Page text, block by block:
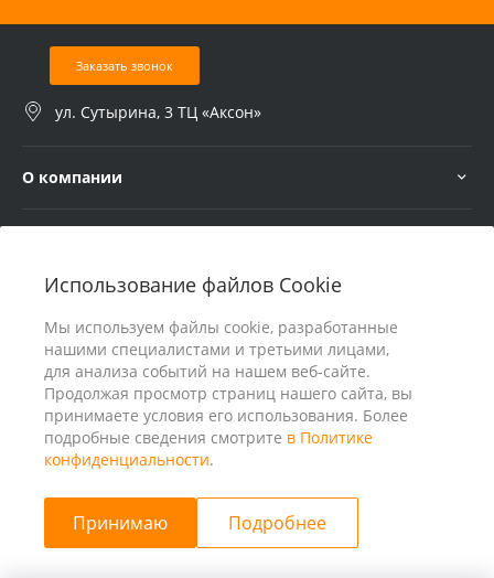
Использование файлов Cookie
Мы используем файлы cookie, разработанные
нашими специалистами и третьими лицами,
для анализа событий на нашем веб-сайте.
Продолжая просмотр страниц нашего сайта, вы
принимаете условия его использования. Более
подробные сведения смотрите в Политике
конфиденциальности.
Принимаю Подробнее
Заказать звонок
ул. Сутырина, 3 ТЦ «Аксон»
О компании